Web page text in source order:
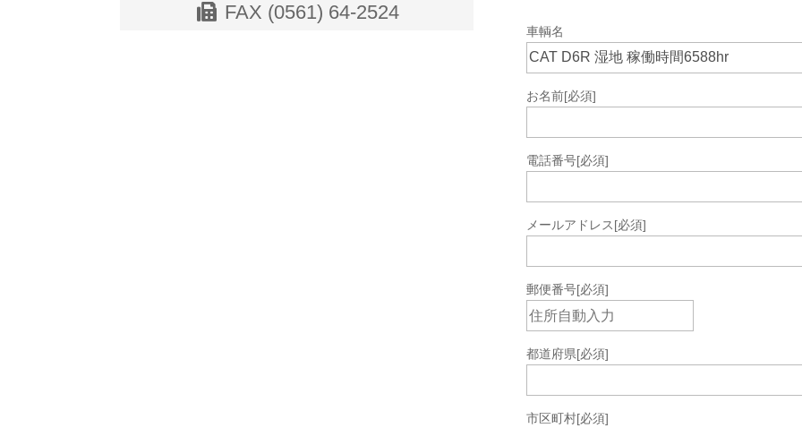
FAX (0561) 64-2524
車輌名
お名前[必須]
電話番号[必須]
メールアドレス[必須]
郵便番号[必須]
都道府県[必須]
市区町村[必須]